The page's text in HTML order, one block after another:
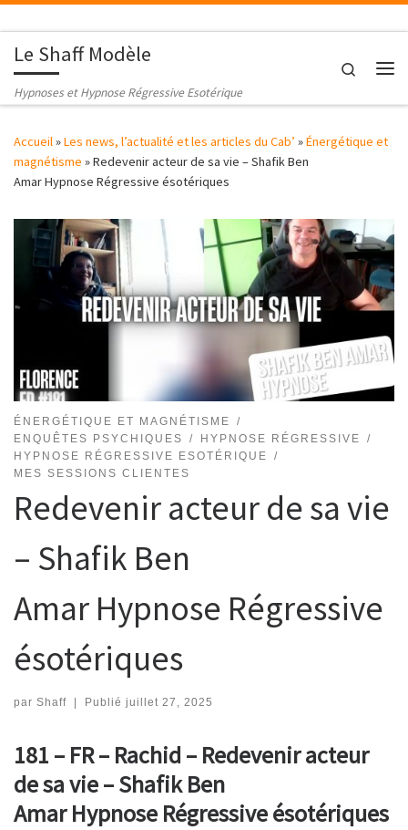
Le Shaff Modèle
Hypnoses et Hypnose Régressive Esotérique
Search
Accueil»Les news, l’actualité et les articles du Cab’ »Énergétique et
magnétisme »Redevenir acteur de sa vie – Shafik Ben
Amar Hypnose Régressive ésotériques
ÉNERGÉTIQUE ET MAGNÉTISME
ENQUÊTES PSYCHIQUES
HYPNOSE RÉGRESSIVE
HYPNOSE RÉGRESSIVE ESOTÉRIQUE
MES SESSIONS CLIENTES
Redevenir acteur de sa vie
– Shafik Ben
Amar Hypnose Régressive
ésotériques
par Shaff Publié juillet 27, 2025
181 – FR – Rachid – Redevenir acteur
de sa vie – Shafik Ben
Amar Hypnose Régressive ésotériques